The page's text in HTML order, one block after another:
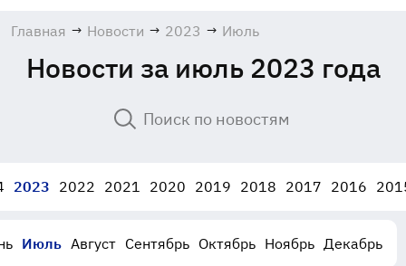
Главная → Новости → 2023 → Июль
Новости за июль 2023 года
2023 2022 2021 2020 2019 2018 2017 2016
Июль Август Сентябрь Октябрь Ноябрь Декабрь